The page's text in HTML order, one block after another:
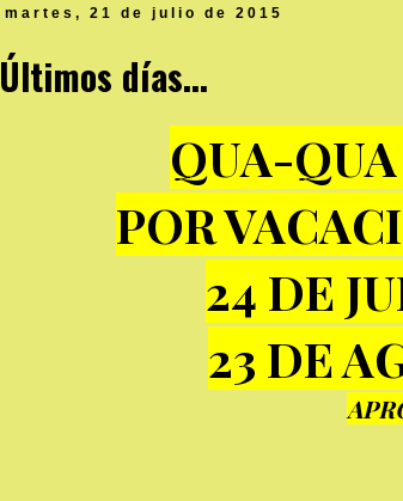
martes, 21 de julio de 2015
Últimos días...
QUA-
POR
24 DE
23 DE